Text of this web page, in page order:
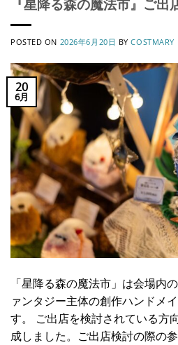
『星降る森の魔法市』ご出
POSTED ON 2026年6月20日 BYCOSTMARY
20
6月
「星降る森の魔法市」は会場内
ァンタジー主体の創作ハンドメ
す。 ご出店を検討されている方
成しました。ご出店検討の際の